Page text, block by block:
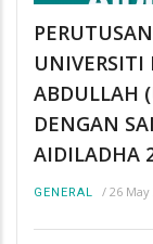
UNIVERSITI
ABDULLAH
DENGAN
AIDILADHA
GENERAL / 26 May